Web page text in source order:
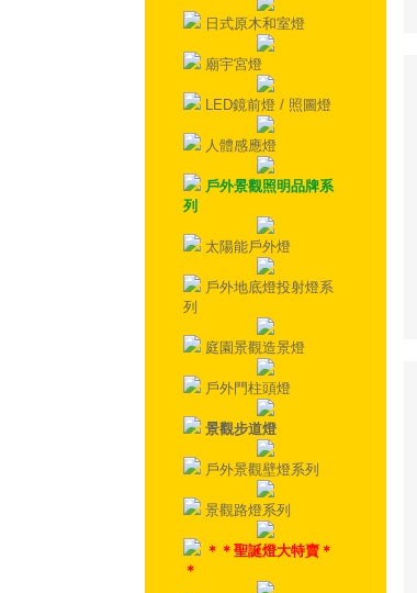
日式原木和室燈
廟宇宮燈
LED鏡前燈 / 照圖燈
人體感應燈
戶外景觀照明品牌系
列
太陽能戶外燈
戶外地底燈投射燈系
列
庭園景觀造景燈
戶外門柱頭燈
景觀步道燈
戶外景觀壁燈系列
景觀路燈系列
＊＊聖誕燈大特賣＊
＊